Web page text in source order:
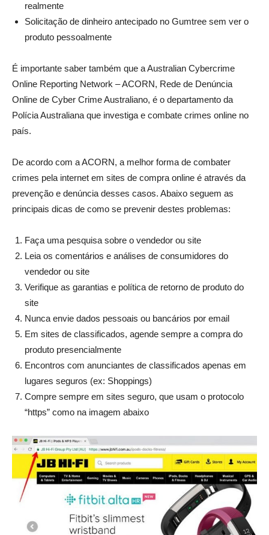
realmente
Solicitação de dinheiro antecipado no Gumtree sem ver o
produto pessoalmente
É importante saber também que a Australian Cybercrime
Online Reporting Network – ACORN, Rede de Denúncia
Online de Cyber Crime Australiano, é o departamento da
Polícia Australiana que investiga e combate crimes online no
país.
De acordo com a ACORN, a melhor forma de combater
crimes pela internet em sites de compra online é através da
prevenção e denúncia desses casos. Abaixo seguem as
principais dicas de como se prevenir destes problemas:
Faça uma pesquisa sobre o vendedor ou site
Leia os comentários e análises de consumidores do
vendedor ou site
Verifique as garantias e política de retorno de produto do
site
Nunca envie dados pessoais ou bancários por email
Em sites de classificados, agende sempre a compra do
produto presencialmente
Encontros com anunciantes de classificados apenas em
lugares seguros (ex: Shoppings)
Compre sempre em sites seguro, que usam o protocolo
“https” como na imagem abaixo